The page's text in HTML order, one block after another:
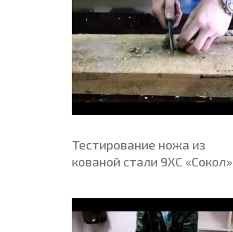
Тестирование ножа из
кованой стали 9ХС «Сокол»